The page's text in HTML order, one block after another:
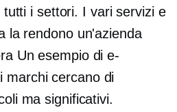
i settori. I vari servizi e
la rendono un'azienda
Un esempio di e-
marchi cercano di
ma significativi.